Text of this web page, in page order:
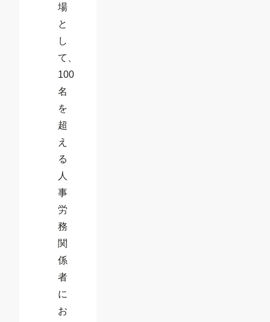
場
と
し
て、
100
名
を
超
え
る
人
事
労
務
関
係
者
に
お